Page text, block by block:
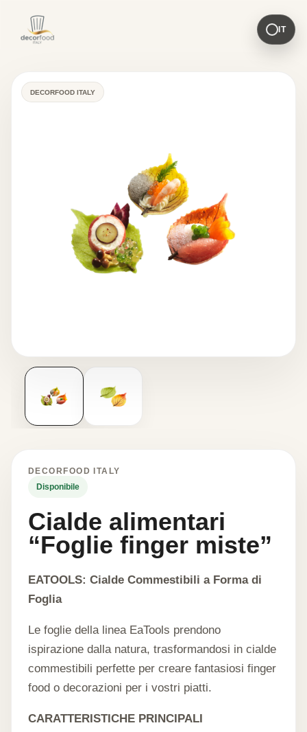
IT
DECORFOOD ITALY
DECORFOOD ITALY
Disponibile
Cialde alimentari
“Foglie finger miste”
EATOOLS: Cialde Commestibili a Forma di
Foglia
Le foglie della linea EaTools prendono
ispirazione dalla natura, trasformandosi in cialde
commestibili perfette per creare fantasiosi finger
food o decorazioni per i vostri piatti.
CARATTERISTICHE PRINCIPALI